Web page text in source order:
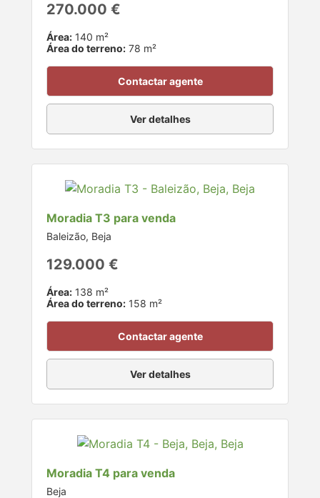
270.000 €
Área: 140 m²
Área do terreno: 78 m²
Contactar agente
Ver detalhes
Moradia T3 para venda
Baleizão, Beja
129.000 €
Área: 138 m²
Área do terreno: 158 m²
Contactar agente
Ver detalhes
Moradia T4 para venda
Beja